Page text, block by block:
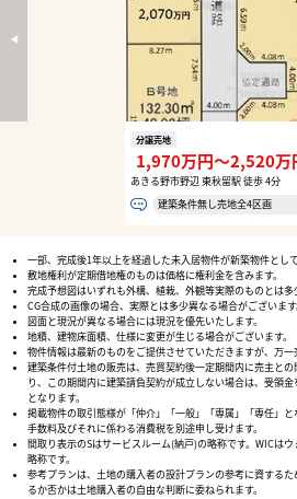
分譲売地
1,970万円〜2,520万
あきる野市野辺 東秋留駅 徒歩 4分
建築条件無し売地全4区画
一部、完成後1年以上を経過した未入居物件が新築物件とし
敷地権利が定期借地権のものは価格に権利金を含みます。
完成予想図はいずれも外構、植栽、外観等実際のものとは多
CG合成の画像の場合、実際とは多少異なる場合がございます
図面と現況が異なる場合には現況を優先いたします。
地積、建物床面積、仕様に変更が生じる場合がございます。
物件情報は最新のものをご提供させていただきますが、万一
建築条件付土地の販売は、売買契約後一定期間内に売主と
り、この期間内に建築請負契約が成立しない場合は、受領
となります。
掲載物件の取引態様が「仲介」「一般」「専属」「専任」
手数料及びそれに係わる消費税を別途申し受けます。
間取り表示のSはサービスルーム(納戸)の略称です。WICは
略称です。
参考プランは、土地の購入者の設計プランの参考に資する
るか否かは土地購入者の自由な判断に委ねられます。